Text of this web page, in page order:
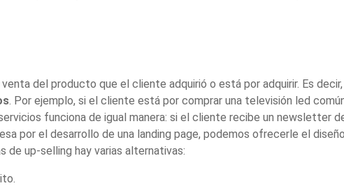
del producto que el cliente adquirió o está por adquirir. Es decir,
. Por ejemplo, si el cliente está por comprar una televisión led
funciona de igual manera: si el cliente recibe un newsletter
por el desarrollo de una landing page, podemos ofrecerle el
de up-selling hay varias alternativas: